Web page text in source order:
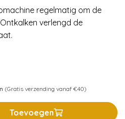
regelmatig om de
verlengd de
(Gratis verzending vanaf €40)
Toevoegen